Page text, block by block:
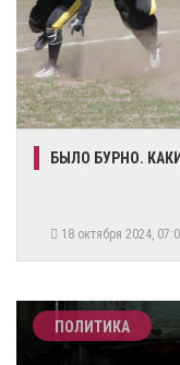
БЫЛО БУРНО.
18 октября 2024,
ПОЛИТИКА